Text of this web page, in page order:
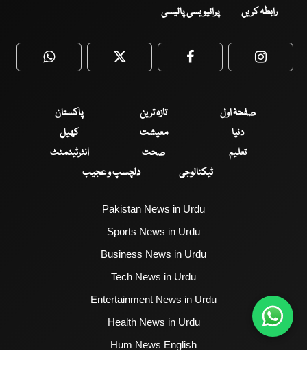
رابطہ کریں پرائیویسی پالیسی
WhatsApp Twitter Facebook
صفحۂ اول تازہ ترین
پاکستان
دنیا
معیشت
کھیل
تعلیم
صحت
انٹرٹینمنٹ
ٹیکنالوجی
دلچسپ و عجیب
Pakistan News in Urdu
Sports News in Urdu
Business News in Urdu
Tech News in Urdu
Entertainment News in Urdu
Health News in Urdu
Hum News English